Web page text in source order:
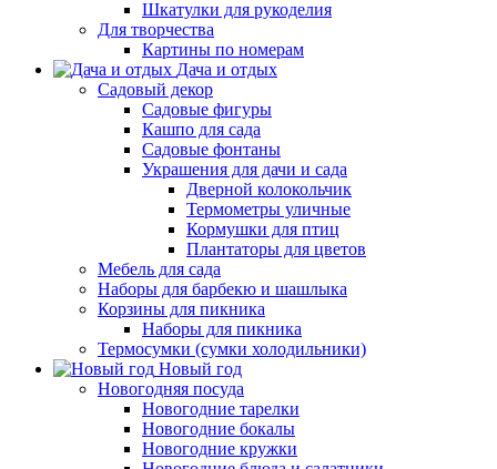
Шкатулки для рукоделия
Для творчества
Картины по номерам
Дача и отдых
Садовый декор
Садовые фигуры
Кашпо для сада
Садовые фонтаны
Украшения для дачи и сада
Дверной колокольчик
Термометры уличные
Кормушки для птиц
Плантаторы для цветов
Мебель для сада
Наборы для барбекю и шашлыка
Корзины для пикника
Наборы для пикника
Термосумки (сумки холодильники)
Новый год
Новогодняя посуда
Новогодние тарелки
Новогодние бокалы
Новогодние кружки